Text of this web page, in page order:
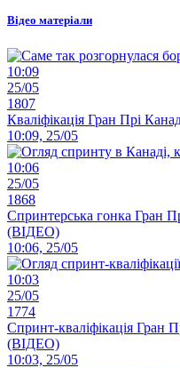
Відео матеріали
10:09
25/05
1807
Кваліфікація Гран Прі
10:09, 25/05
10:06
25/05
1868
Спринтерська гонка Гран
(ВІДЕО)
10:06, 25/05
10:03
25/05
1774
Спринт-кваліфікація Гран
(ВІДЕО)
10:03, 25/05